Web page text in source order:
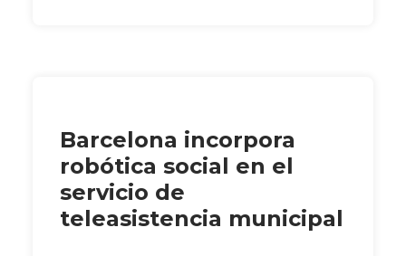
Barcelona incorpora
robótica social en el
servicio de
teleasistencia municipal